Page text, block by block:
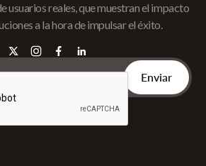
usuarios reales, que muestran el impacto
a la hora de impulsar el éxito.